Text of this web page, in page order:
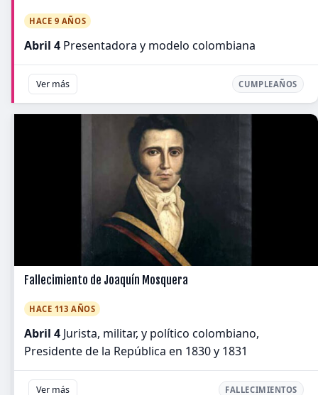
HACE 9 AÑOS
Abril 4 Presentadora y modelo colombiana
Ver más CUMPLEAÑOS
Fallecimiento de Joaquín Mosquera
HACE 113 AÑOS
Abril 4 Jurista, militar, y político colombiano,
Presidente de la República en 1830 y 1831
Ver más FALLECIMIENTOS